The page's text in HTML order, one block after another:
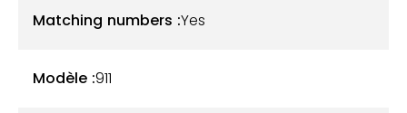
Matching numbers :Yes
Modèle :911